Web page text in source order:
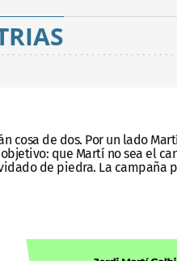
cosa de dos. Por un lado
que Martí no sea el
de piedra. La campaña